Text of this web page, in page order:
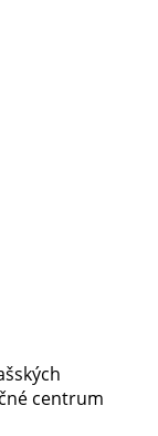
centrum